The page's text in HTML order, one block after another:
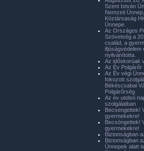
Szent István
Nemzeti
Köztársaság
Ünnepe.
Az Országos
Szövetség a
család, a
ifjúságvédelem
nyilvánította.
Az időskorúak
Az Év Polgárőr
Az Év végi
fokozott
Békéscsabai
Polgárőrség
Az év utolsó
szolgálatban
Becsengettek!
gyermekekre!
Becsöngettek!
gyermekekre!
Biztonságban
Biztonságban
Ünnepek alatt